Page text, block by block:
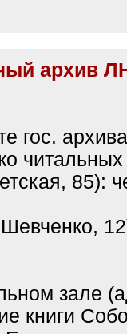
архив
гос.
85):
зале
книги